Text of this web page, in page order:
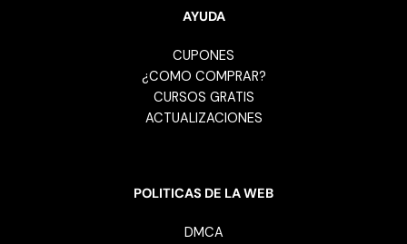
AYUDA
CUPONES
¿COMO COMPRAR?
CURSOS GRATIS
ACTUALIZACIONES
POLITICAS DE LA WEB
DMCA